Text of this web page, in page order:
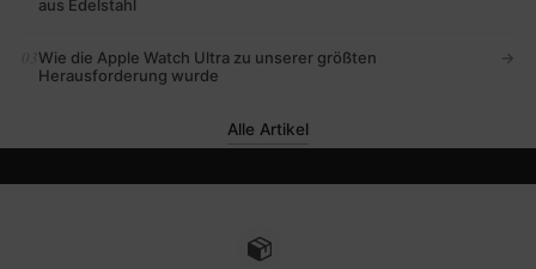
aus Edelstahl
Wie die Apple Watch Ultra zu unserer größten
Herausforderung wurde
→
Alle Artikel